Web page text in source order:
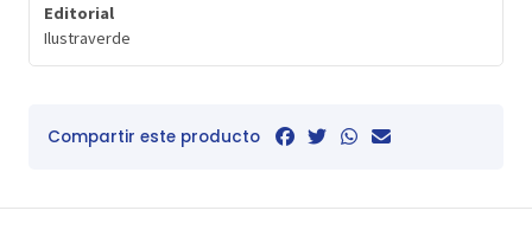
Editorial
Ilustraverde
Compartir este producto